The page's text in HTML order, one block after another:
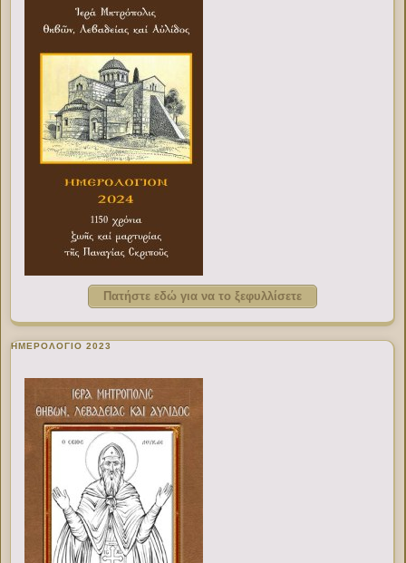
Πατήστε εδώ για να το ξεφυλλίσετε
ΗΜΕΡΟΛΟΓΙΟ 2023